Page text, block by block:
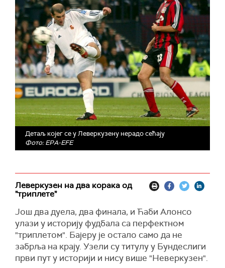
Детаљ којег се у Леверкузену нерадо сећају
Фото: EPA-EFE
Леверкузен на два корака од
"триплете"
Још два дуела, два финала, и Ћаби Алонсо
улази у историју фудбала са перфектном
"триплетом". Бајеру је остало само да не
забрља на крају. Узели су титулу у Бундеслиги
први пут у историји и нису више "Неверкузен".